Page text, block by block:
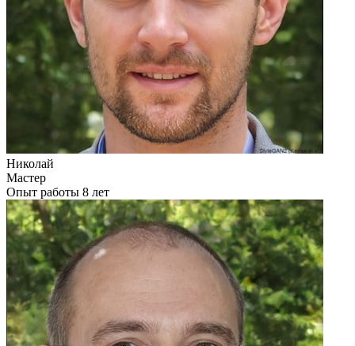
Николай
Мастер
Опыт работы 8 лет